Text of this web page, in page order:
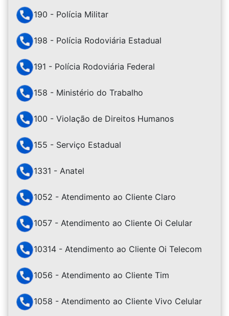
190 - Polícia Militar
198 - Polícia Rodoviária Estadual
191 - Polícia Rodoviária Federal
158 - Ministério do Trabalho
100 - Violação de Direitos Humanos
155 - Serviço Estadual
1331 - Anatel
1052 - Atendimento ao Cliente Claro
1057 - Atendimento ao Cliente Oi Celular
10314 - Atendimento ao Cliente Oi Telecom
1056 - Atendimento ao Cliente Tim
1058 - Atendimento ao Cliente Vivo Celular